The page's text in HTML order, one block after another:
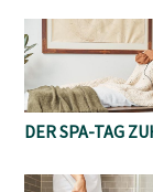
DER SPA-TAG